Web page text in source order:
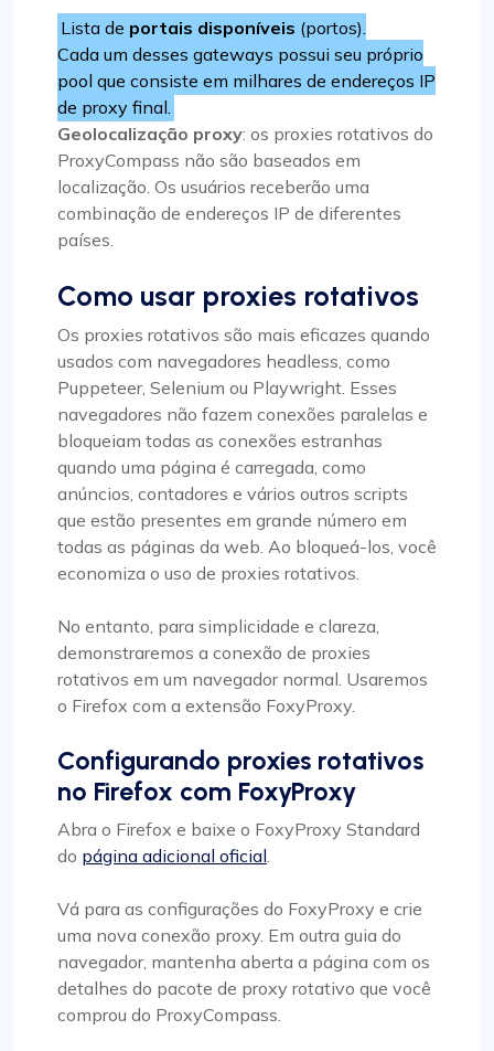
Lista de portais disponíveis (portos).
Cada um desses gateways possui seu próprio
pool que consiste em milhares de endereços IP
de proxy final.
Geolocalização proxy: os proxies rotativos do
ProxyCompass não são baseados em
localização. Os usuários receberão uma
combinação de endereços IP de diferentes
países.
Como usar proxies rotativos
Os proxies rotativos são mais eficazes quando
usados com navegadores headless, como
Puppeteer, Selenium ou Playwright. Esses
navegadores não fazem conexões paralelas e
bloqueiam todas as conexões estranhas
quando uma página é carregada, como
anúncios, contadores e vários outros scripts
que estão presentes em grande número em
todas as páginas da web. Ao bloqueá-los, você
economiza o uso de proxies rotativos.
No entanto, para simplicidade e clareza,
demonstraremos a conexão de proxies
rotativos em um navegador normal. Usaremos
o Firefox com a extensão FoxyProxy.
Configurando proxies rotativos
no Firefox com FoxyProxy
Abra o Firefox e baixe o FoxyProxy Standard
do página adicional oficial.
Vá para as configurações do FoxyProxy e crie
uma nova conexão proxy. Em outra guia do
navegador, mantenha aberta a página com os
detalhes do pacote de proxy rotativo que você
comprou do ProxyCompass.